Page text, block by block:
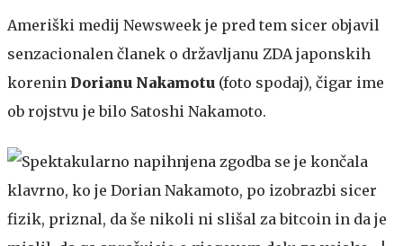
Ameriški medij Newsweek je pred tem sicer objavil
senzacionalen članek o državljanu ZDA japonskih
korenin Dorianu Nakamotu (foto spodaj), čigar ime
ob rojstvu je bilo Satoshi Nakamoto.